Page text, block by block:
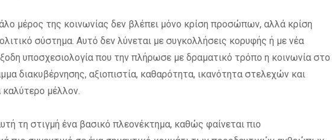
μέρος της κοινωνίας δεν βλέπει μόνο κρίση προσώπων, αλλά κρίση
σύστημα. Αυτό δεν λύνεται με συγκολλήσεις κορυφής ή με νέα
υποσχεσιολογία που την πλήρωσε με δραματικό τρόπο η κοινωνία στο
διακυβέρνησης, αξιοπιστία, καθαρότητα, ικανότητα στελεχών και
καλύτερο μέλλον.
τη στιγμή ένα βασικό πλεονέκτημα, καθώς φαίνεται πιο